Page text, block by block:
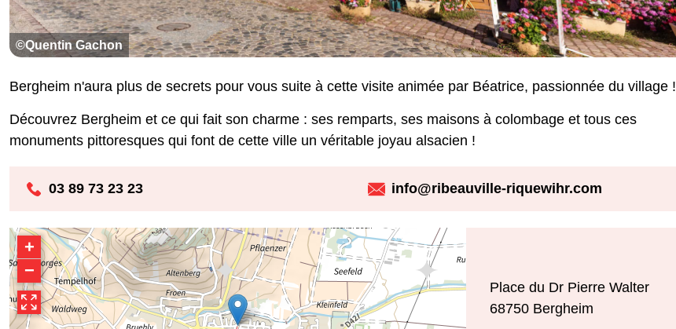
©Quentin Gachon
Bergheim n'aura plus de secrets pour vous suite à cette visite animée par Béatrice, passionnée du village !
Découvrez Bergheim et ce qui fait son charme : ses remparts, ses maisons à colombage et tous ces
monuments pittoresques qui font de cette ville un véritable joyau alsacien !
03 89 73 23 23 info@ribeauville-riquewihr.com
+
−
Place du Dr Pierre Walter
68750 Bergheim